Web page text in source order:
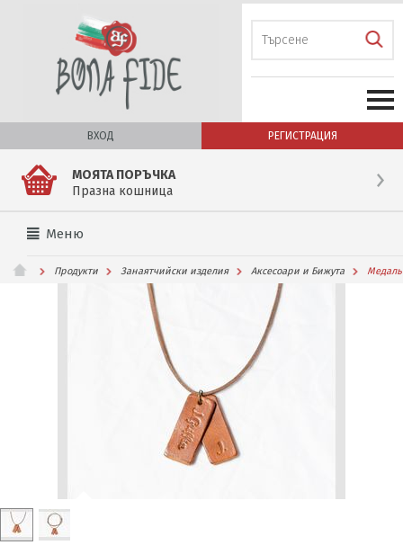
ВХОД РЕГИСТРАЦИЯ
МОЯТА ПОРЪЧКА
Празна кошница
Меню
Продукти Занаятчийски изделия Аксесоари и Бижута